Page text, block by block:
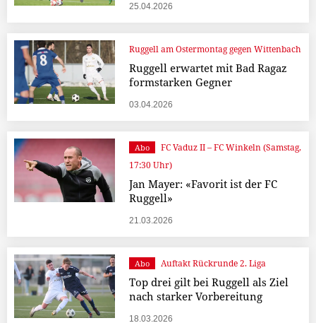
25.04.2026
Ruggell am Ostermontag gegen Wittenbach
Ruggell erwartet mit Bad Ragaz
formstarken Gegner
03.04.2026
Abo
FC Vaduz II – FC Winkeln (Samstag,
17:30 Uhr)
Jan Mayer: «Favorit ist der FC
Ruggell»
21.03.2026
Abo Auftakt Rückrunde 2. Liga
Top drei gilt bei Ruggell als Ziel
nach starker Vorbereitung
18.03.2026